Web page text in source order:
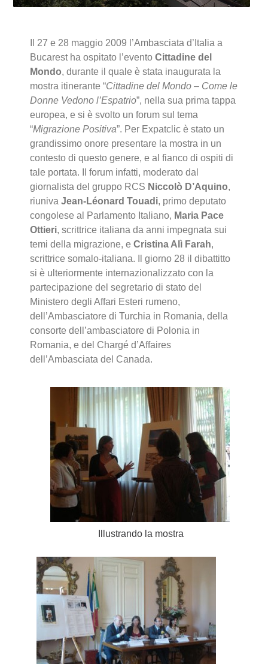
Il 27 e 28 maggio 2009 l’Ambasciata d’Italia a
Bucarest ha ospitato l’eventoCittadine del
Mondo, durante il quale è stata inaugurata la
mostra itinerante “Cittadine del Mondo – Come le
Donne Vedono l’Espatrio”, nella sua prima tappa
europea, e si è svolto un forum sul tema
“Migrazione Positiva”. Per Expatclic è stato un
grandissimo onore presentare la mostra in un
contesto di questo genere, e al fianco di ospiti di
tale portata. Il forum infatti, moderato dal
giornalista del gruppo RCS Niccolò D’Aquino,
riunivaJean-Léonard Touadi, primo deputato
congolese al Parlamento Italiano, Maria Pace
Ottieri, scrittrice italiana da anni impegnata sui
temi della migrazione, eCristina Alì Farah,
scrittrice somalo-italiana. Il giorno 28 il dibattitto
si è ulteriormente internazionalizzato con la
partecipazione del segretario di stato del
Ministero degli Affari Esteri rumeno,
dell’Ambasciatore di Turchia in Romania, della
consorte dell’ambasciatore di Polonia in
Romania, e del Chargé d’Affaires
dell’Ambasciata del Canada.
Illustrando la mostra